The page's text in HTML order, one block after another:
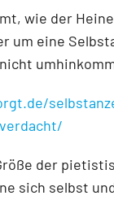
wie der
um eine
der
sich selbst